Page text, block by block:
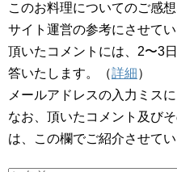
このお料理についてのご感
サイト運営の参考にさせてい
頂いたコメントには、2〜3
答いたします。（詳細）
メールアドレスの入力ミス
なお、頂いたコメント及び
は、この欄でご紹介させて